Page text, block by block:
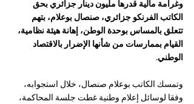
وغرامة مالية قدرها مليون دينار جزائري بحق
الكاتب الفرنكو جزائري، صنصال بوعلام، بتهم
تتعلق بالمساس بوحدة الوطن، إهانة هيئة نظامية،
القيام بممارسات من شأنها الإضرار بالاقتصاد
الوطني.
وتمسك الكاتب بوعلام صنصال، خلال استجوابه،
وفقا لوسائل إعلام وطنية غطت جلسة المحاكمة،